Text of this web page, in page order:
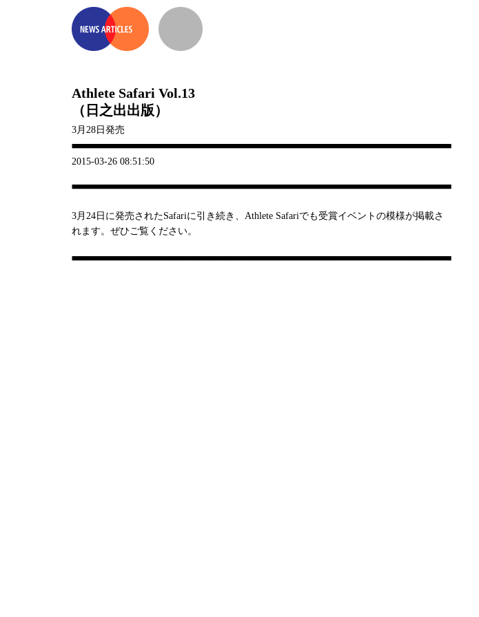
Athlete Safari Vol.13
（日之出出版）
3月28日発売
2015-03-26 08:51:50
3月24日に発売されたSafariに引き続き、Athlete Safariでも受賞イベントの模様が掲載さ
れます。ぜひご覧ください。